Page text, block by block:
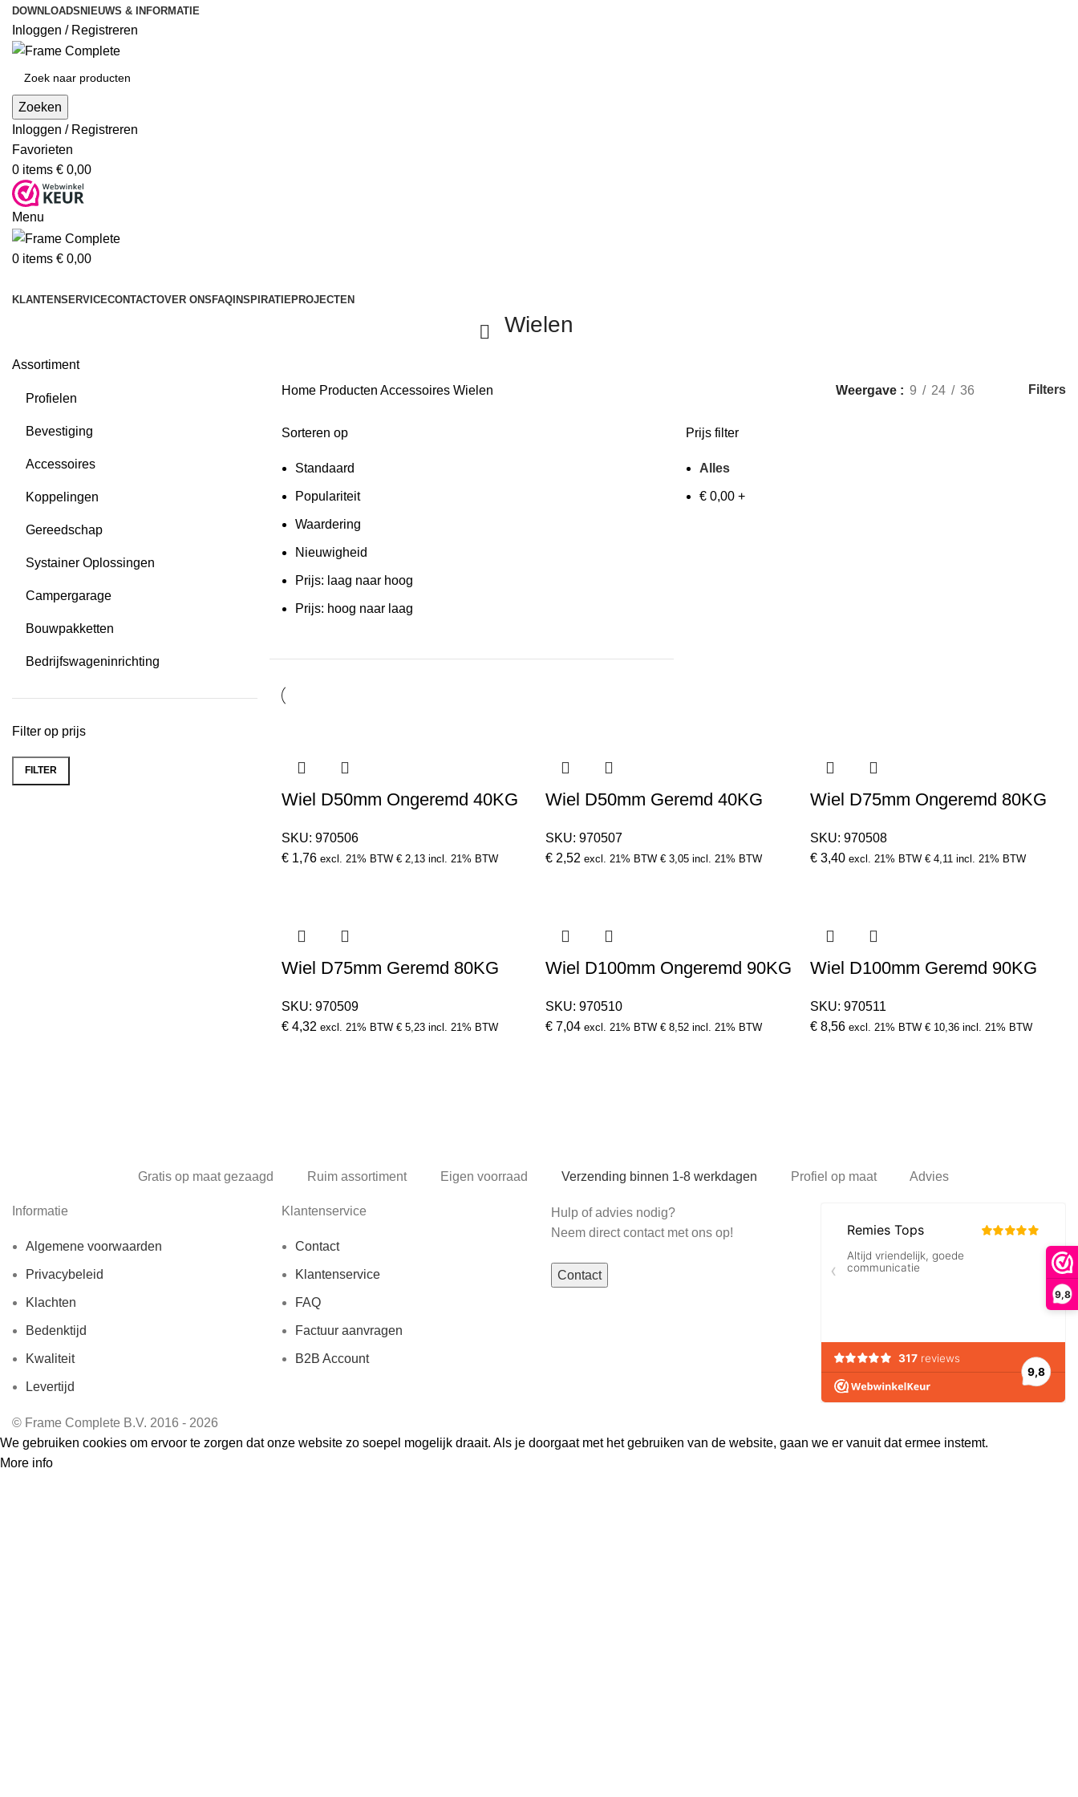
9,8
DOWNLOADS NIEUWS & INFORMATIE
Inloggen / Registreren
Zoeken
Inloggen / Registreren
Favorieten
0 items € 0,00
Menu
0 items € 0,00
KLANTENSERVICECONTACTOVER ONSFAQINSPIRATIEPROJECTEN
Wielen
Assortiment
Profielen
Bevestiging
Accessoires
Koppelingen
Gereedschap
Systainer Oplossingen
Campergarage
Bouwpakketten
Bedrijfswageninrichting
Filter op prijs
Min.
Max.
FILTER
Home Producten Accessoires Wielen Weergave 9 24 36 Filters
Sorteren op
Standaard
Populariteit
Waardering
Nieuwigheid
Prijs: laag naar hoog
Prijs: hoog naar laag
Prijs filter
Alles
€ 0,00 +
Wiel D50mm Ongeremd 40KG
SKU: 970506
€ 1,76 excl. 21% BTW € 2,13 incl. 21% BTW
Wiel D50mm Geremd 40KG
SKU:970507
€ 2,52 excl. 21% BTW € 3,05 incl. 21% BTW
Wiel D75mm Ongeremd 80KG
SKU: 970508
€3,40 excl. 21% BTW €4,11 incl. 21% BTW
Wiel D75mm Geremd 80KG
SKU: 970509
€ 4,32 excl. 21% BTW € 5,23 incl. 21% BTW
Wiel D100mm Ongeremd 90KG
SKU:970510
€ 7,04 excl. 21% BTW € 8,52 incl. 21% BTW
Wiel D100mm Geremd 90KG
SKU: 970511
€8,56 excl. 21% BTW €10,36incl. 21% BTW
Gratis op maat gezaagd Ruim assortiment Eigen voorraad Verzending binnen 1-8 werkdagen Profiel op maat Advies
Informatie
Algemene voorwaarden
Privacybeleid
Klachten
Bedenktijd
Kwaliteit
Levertijd
Klantenservice
Contact
Klantenservice
FAQ
Factuur aanvragen
B2B Account
Hulp of advies nodig?
Neem direct contact met ons op!
Contact
© Frame Complete B.V. 2016 - 2026
We gebruiken cookies om ervoor te zorgen dat onze website zo soepel mogelijk draait. Als je doorgaat met het gebruiken van de website, gaan we er vanuit dat ermee instemt.
More info